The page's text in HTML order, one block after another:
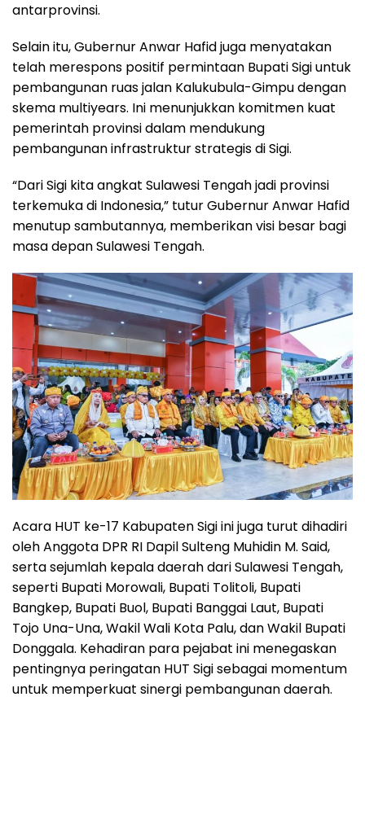
antarprovinsi.
Selain itu, Gubernur Anwar Hafid juga menyatakan
telah merespons positif permintaan Bupati Sigi untuk
pembangunan ruas jalan Kalukubula-Gimpu dengan
skema multiyears. Ini menunjukkan komitmen kuat
pemerintah provinsi dalam mendukung
pembangunan infrastruktur strategis di Sigi.
“Dari Sigi kita angkat Sulawesi Tengah jadi provinsi
terkemuka di Indonesia,” tutur Gubernur Anwar Hafid
menutup sambutannya, memberikan visi besar bagi
masa depan Sulawesi Tengah.
Acara HUT ke-17 Kabupaten Sigi ini juga turut dihadiri
oleh Anggota DPR RI Dapil Sulteng Muhidin M. Said,
serta sejumlah kepala daerah dari Sulawesi Tengah,
seperti Bupati Morowali, Bupati Tolitoli, Bupati
Bangkep, Bupati Buol, Bupati Banggai Laut, Bupati
Tojo Una-Una, Wakil Wali Kota Palu, dan Wakil Bupati
Donggala. Kehadiran para pejabat ini menegaskan
pentingnya peringatan HUT Sigi sebagai momentum
untuk memperkuat sinergi pembangunan daerah.